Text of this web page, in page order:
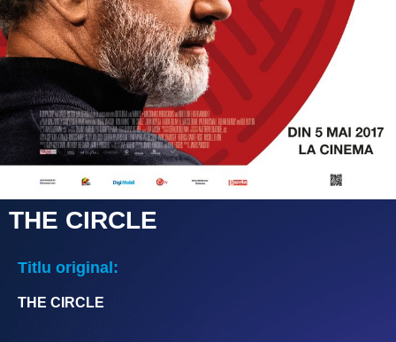
THE CIRCLE
Titlu original:
THE CIRCLE